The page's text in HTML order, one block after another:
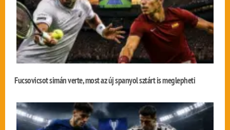
Fucsovicsot simán verte, most az új spanyol sztárt is meglepheti